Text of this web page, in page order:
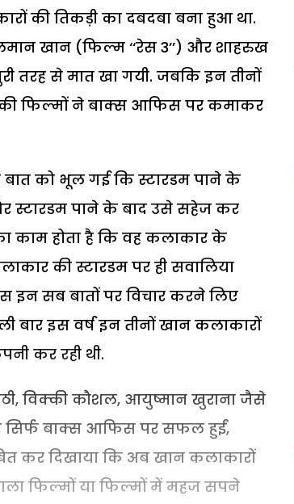
की तिकड़ी का दबदबा बना हुआ था.
खान (फिल्म ‘‘रेस 3’’) और शाहरुख
तरह से मात खा गयी. जबकि इन तीनों
फिल्मों ने बाक्स आफिस पर कमाकर
को भूल गई कि स्टारडम पाने के
स्टारडम पाने के बाद उसे सहेज कर
काम होता है कि वह कलाकार के
की स्टारडम पर ही सवालिया
इन सब बातों पर विचार करने लिए
बार इस वर्ष इन तीनों खान कलाकारों
कर रही थी.
विक्की कौशल, आयुष्मान खुराना जैसे
सिर्फ बाक्स आफिस पर सफल हुईं,
कर दिखाया कि अब खान कलाकारों
फिल्मों या फिल्मों में महज सपने